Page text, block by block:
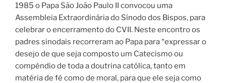
1985 o Papa São João Paulo II convocou uma
Assembleia Extraordinária do Sínodo dos Bispos, para
celebrar o encerramento do CVII. Neste encontro os
padres sinodais recorreram ao Papa para “expressar o
desejo de que seja composto um Catecismo ou
compêndio de toda a doutrina católica, tanto em
matéria de fé como de moral, para que ele seja como